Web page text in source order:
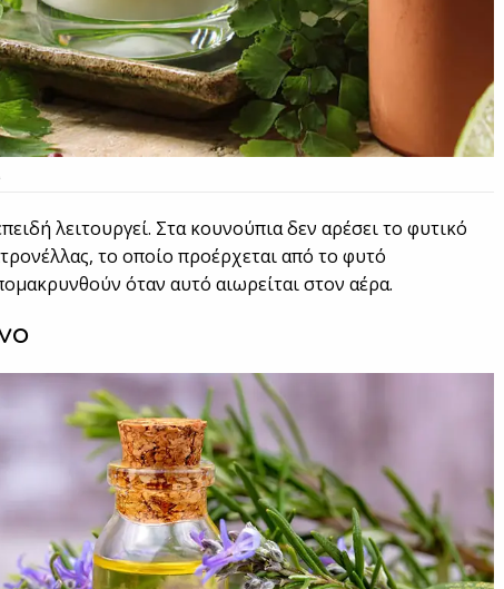
λειτουργεί. Στα κουνούπια δεν αρέσει το φυτικό
το οποίο προέρχεται από το φυτό
όταν αυτό αιωρείται στον αέρα.